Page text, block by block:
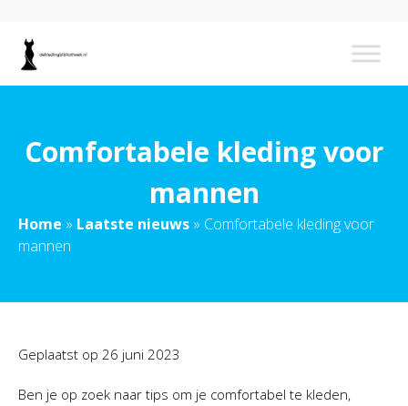
Comfortabele kleding voor
mannen
Home » Laatste nieuws » Comfortabele kleding voor
mannen
Geplaatst op 26 juni 2023
Ben je op zoek naar tips om je comfortabel te kleden,